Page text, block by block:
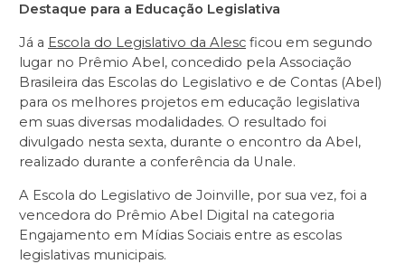
Destaque para a Educação Legislativa
Já a Escola do Legislativo da Alesc ficou em segundo
lugar no Prêmio Abel, concedido pela Associação
Brasileira das Escolas do Legislativo e de Contas (Abel)
para os melhores projetos em educação legislativa
em suas diversas modalidades. O resultado foi
divulgado nesta sexta, durante o encontro da Abel,
realizado durante a conferência da Unale.
A Escola do Legislativo de Joinville, por sua vez, foi a
vencedora do Prêmio Abel Digital na categoria
Engajamento em Mídias Sociais entre as escolas
legislativas municipais.